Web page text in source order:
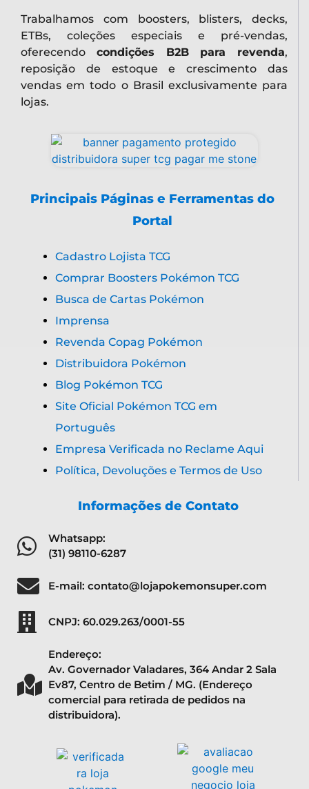
Trabalhamos com boosters, blisters, decks,
ETBs, coleções especiais e pré-vendas,
oferecendo condições B2B para revenda,
reposição de estoque e crescimento das
vendas em todo o Brasil exclusivamente para
lojas.
Principais Páginas e Ferramentas do
Portal
Cadastro Lojista TCG
Comprar Boosters Pokémon TCG
Busca de Cartas Pokémon
Imprensa
Revenda Copag Pokémon
Distribuidora Pokémon
Blog Pokémon TCG
Site Oficial Pokémon TCG em
Português
Empresa Verificada no Reclame Aqui
Política, Devoluções e Termos de Uso
Informações de Contato
Whatsapp:
(31) 98110-6287
E-mail: contato@lojapokemonsuper.com
CNPJ: 60.029.263/0001-55
Endereço:
Av. Governador Valadares, 364 Andar 2 Sala
Ev87, Centro de Betim / MG. (Endereço
comercial para retirada de pedidos na
distribuidora).